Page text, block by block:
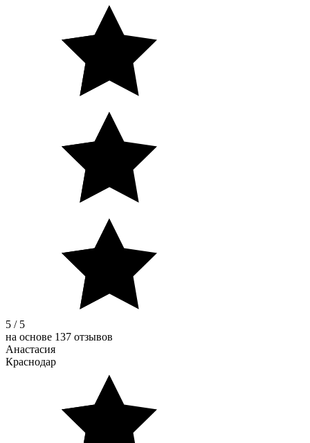
5 / 5
на основе 137 отзывов
Анастасия
Краснодар